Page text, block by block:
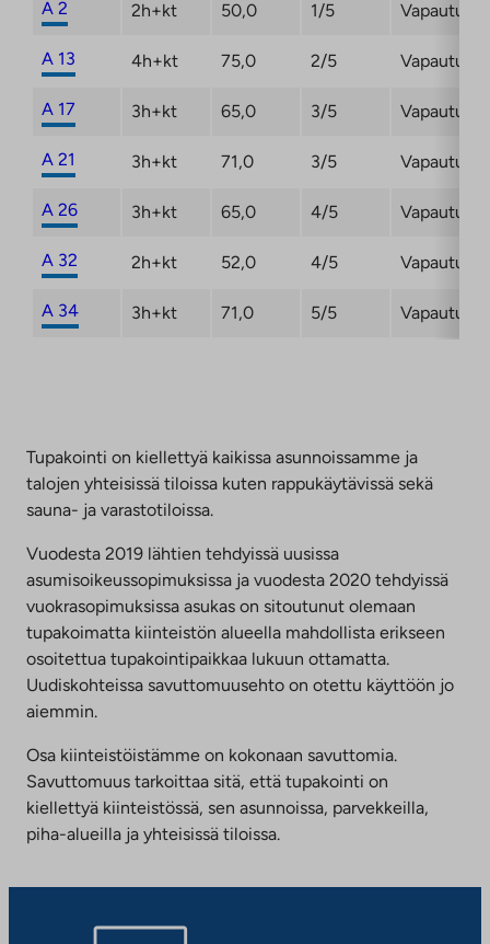
A 2 2h+kt 50,0 1/5
A 13 4h+kt 75,0 2/5
A 17 3h+kt 65,0 3/5
A 21 3h+kt 71,0 3/5
A 26 3h+kt 65,0 4/5
A 32 2h+kt 52,0 4/5
A 34 3h+kt 71,0 5/5
Tupakointi on kiellettyä kaikissa asunnoissamme ja
talojen yhteisissä tiloissa kuten rappukäytävissä sekä
sauna- ja varastotiloissa.
Vuodesta 2019 lähtien tehdyissä uusissa
asumisoikeussopimuksissa ja vuodesta 2020 tehdyissä
vuokrasopimuksissa asukas on sitoutunut olemaan
tupakoimatta kiinteistön alueella mahdollista erikseen
osoitettua tupakointipaikkaa lukuun ottamatta.
Uudiskohteissa savuttomuusehto on otettu käyttöön jo
aiemmin.
Osa kiinteistöistämme on kokonaan savuttomia.
Savuttomuus tarkoittaa sitä, että tupakointi on
kiellettyä kiinteistössä, sen asunnoissa, parvekkeilla,
piha-alueilla ja yhteisissä tiloissa.